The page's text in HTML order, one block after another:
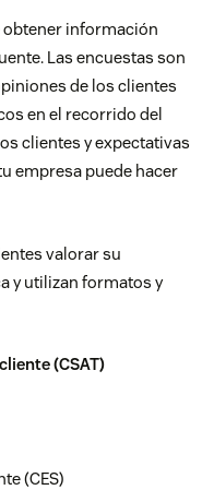
obtener información
Las encuestas son
de los clientes
en el recorrido del
clientes y expectativas
empresa puede hacer
valorar su
y utilizan formatos y
(CSAT)
(CES)